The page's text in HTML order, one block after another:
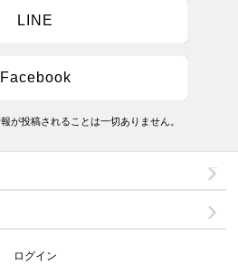
LINE
Facebook
が投稿されることは一切ありません。
ログイン